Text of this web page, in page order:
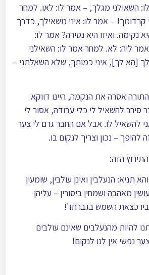
השאילני מגלך, – אמר לו: לאו. למחר
קרדומך! – אמר לו: איני משאילך, כדרך
נקימה. ואיזו היא נטירה? אמר לו:
ליה: לא. למחר אמר לו: השאילני
[הא לך], איני כמותך, שלא השאלתני –
אסרה את הנקמה, היינו דווקא
סירב להשאיל לי כלי עבודה, אסור לי
להשאיל לו. אבל אם החבר גרם לי צער
להיפך – נכון וצריך לנקום בו.
הזה:
תניא: הנעלבין ואינן עולבין, שומעין
מאהבה ושמחין ביסורין – עליהן
כצאת השמש בגברתו'!
להיות מהנעלבים שאינם עולבים
נפשי אין לנו לנקום!